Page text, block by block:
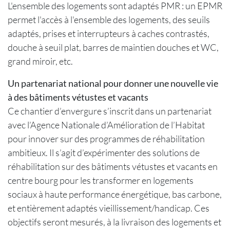
L'ensemble des logements sont adaptés PMR : un EPMR
permet l'accès à l'ensemble des logements, des seuils
adaptés, prises et interrupteurs à caches contrastés,
douche à seuil plat, barres de maintien douches et WC,
grand miroir, etc.
Un partenariat national pour donner une nouvelle vie
à des bâtiments vétustes et vacants
Ce chantier d’envergure s’inscrit dans un partenariat
avec l’Agence Nationale d’Amélioration de l’Habitat
pour innover sur des programmes de réhabilitation
ambitieux. Il s’agit d’expérimenter des solutions de
réhabilitation sur des bâtiments vétustes et vacants en
centre bourg pour les transformer en logements
sociaux à haute performance énergétique, bas carbone,
et entièrement adaptés vieillissement/handicap. Ces
objectifs seront mesurés, à la livraison des logements et